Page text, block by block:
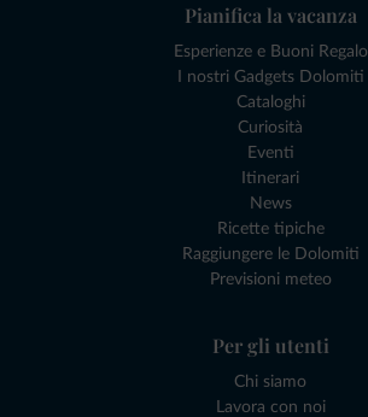
Pianifica la vacanza
Esperienze e Buoni Regalo
I nostri Gadgets Dolomiti
Cataloghi
Curiosità
Eventi
Itinerari
News
Ricette tipiche
Raggiungere le Dolomiti
Previsioni meteo
Per gli utenti
Chi siamo
Lavora con noi